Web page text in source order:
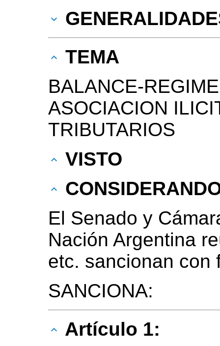
TEMA
BALANCE-
ASOCIACION
TRIBUTARIOS
VISTO
El Senado y
Nación Argentina
etc. sancionan con
SANCIONA:
Artículo 1: